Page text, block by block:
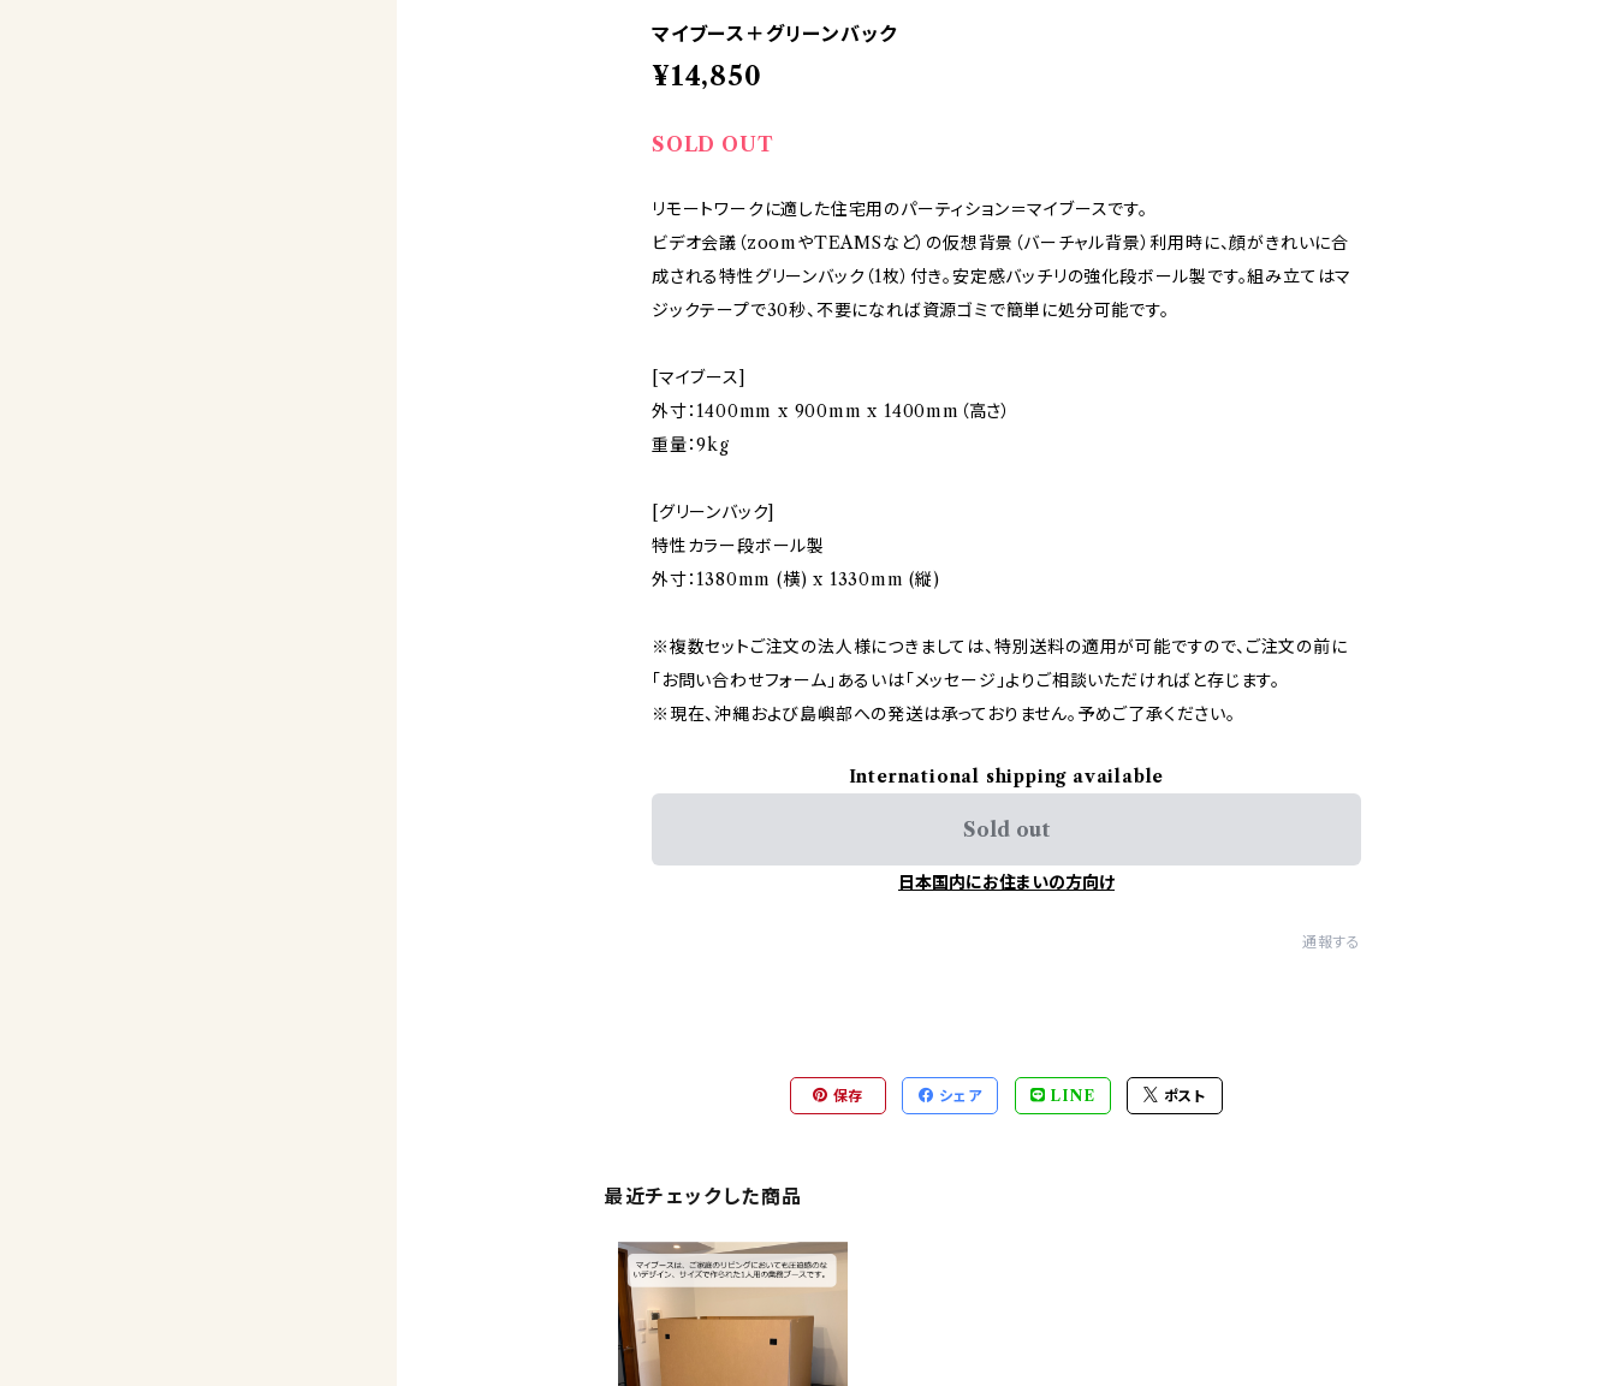
マイブース＋グリーンバック
¥14,850
SOLD OUT
リモートワークに適した住宅用のパーティション＝マイブースです。
ビデオ会議（zoomやTEAMSなど）の仮想背景（バーチャル背景）利用時に、顔がきれいに合
成される特性グリーンバック（1枚）付き。安定感バッチリの強化段ボール製です。組み立てはマ
ジックテープで30秒、不要になれば資源ゴミで簡単に処分可能です。
[マイブース]
外寸：1400mm x 900mm x 1400mm（高さ）
重量：9kg
[グリーンバック]
特性カラー段ボール製
外寸：1380mm (横) x 1330mm (縦)
※複数セットご注文の法人様につきましては、特別送料の適用が可能ですので、ご注文の前に
「お問い合わせフォーム」あるいは「メッセージ」よりご相談いただければと存じます。
※現在、沖縄および島嶼部への発送は承っておりません。予めご了承ください。
International shipping available
Sold out
日本国内にお住まいの方向け
通報する
保存 シェア LINE ポスト
最近チェックした商品